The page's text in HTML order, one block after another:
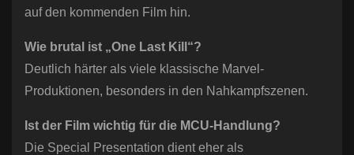
auf den kommenden Film hin.
Wie brutal ist „One Last Kill“?
Deutlich härter als viele klassische Marvel-
Produktionen, besonders in den Nahkampfszenen.
Ist der Film wichtig für die MCU-Handlung?
Die Special Presentation dient eher als